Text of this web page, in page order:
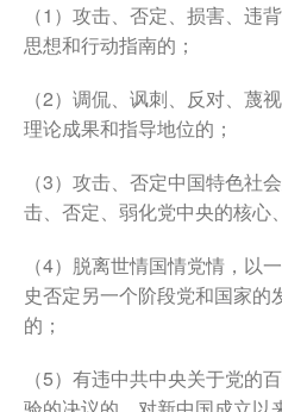
（1）攻击、否定、损害、违
思想和行动指南的；
（2）调侃、讽刺、反对、蔑
理论成果和指导地位的；
（3）攻击、否定中国特色社
击、否定、弱化党中央的核心
（4）脱离世情国情党情，以
史否定另一个阶段党和国家的
的；
（5）有违中共中央关于党的